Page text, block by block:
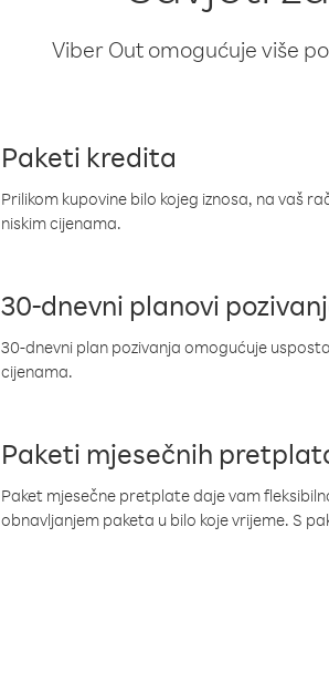
Viber Out omogućuje više
Paketi kredita
Prilikom kupovine bilo kojeg iznosa, na vaš
niskim cijenama.
30-dnevni planovi
30-dnevni plan pozivanja omogućuje
cijenama.
Paketi mjesečnih
Paket mjesečne pretplate daje vam
obnavljanjem paketa u bilo koje vrijeme. S